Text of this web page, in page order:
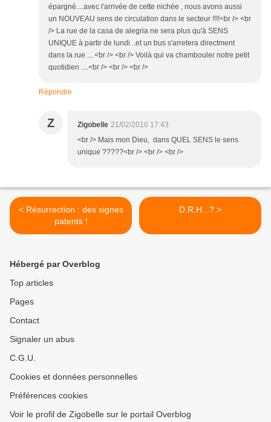
épargné....avec l'arrivée de cette nichée , nous avons aussi
un NOUVEAU sens de circulation dans le secteur !!!!<br /> <br
/> La rue de la casa de alegria ne sera plus qu'à SENS
UNIQUE à partir de lundi ..et un bus s'arretera directment
dans la rue ....<br /> <br /> Voilà qui va chambouler notre petit
quotidien ....<br /> <br /> <br />
Répondre
Z Zigobelle 21/02/2010 17:43
<br /> Mais mon Dieu, dans QUEL SENS le sens
unique ?????<br /> <br /> <br />
< Résurrection : des signes
patents !
D.R.H...? >
Hébergé par Overblog
Top articles
Pages
Contact
Signaler un abus
C.G.U.
Cookies et données personnelles
Préférences cookies
Voir le profil de Zigobelle sur le portail Overblog